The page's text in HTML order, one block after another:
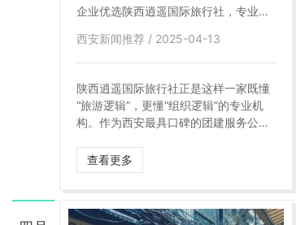
企业优选陕西逍遥国际旅行社，专业服
西安新闻推荐 / 2025-04-13
陕西逍遥国际旅行社正是这样一家既懂
“旅游逻辑”，更懂“组织逻辑”的专业机
构。作为西安最具口碑的团建服务公司
本地优势，更有一支深耕团队心理建设
与户外拓展培训的专业策划团队。
查看更多